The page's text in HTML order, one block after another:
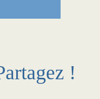
!